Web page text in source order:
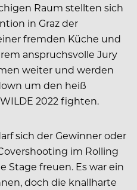
Raum stellten sich
in Graz der
fremden Küche und
anspruchsvolle Jury
weiter und werden
um den heiß
2022 fighten.
sich der Gewinner oder
im Rolling
Stage freuen. Es war ein
doch die knallharte